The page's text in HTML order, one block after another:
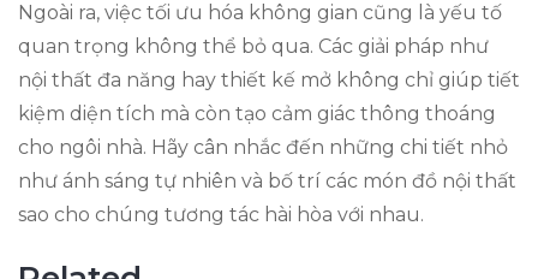
Ngoài ra, việc tối ưu hóa không gian cũng là yếu tố
quan trọng không thể bỏ qua. Các giải pháp như
nội thất đa năng hay thiết kế mở không chỉ giúp tiết
kiệm diện tích mà còn tạo cảm giác thông thoáng
cho ngôi nhà. Hãy cân nhắc đến những chi tiết nhỏ
như ánh sáng tự nhiên và bố trí các món đồ nội thất
sao cho chúng tương tác hài hòa với nhau.